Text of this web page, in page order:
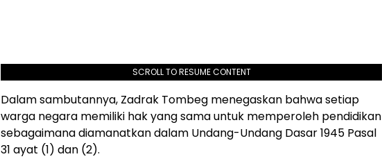
SCROLL TO RESUME CONTENT
Dalam sambutannya, Zadrak Tombeg menegaskan bahwa setiap
warga negara memiliki hak yang sama untuk memperoleh pendidikan
sebagaimana diamanatkan dalam Undang-Undang Dasar 1945 Pasal
31 ayat (1) dan (2).